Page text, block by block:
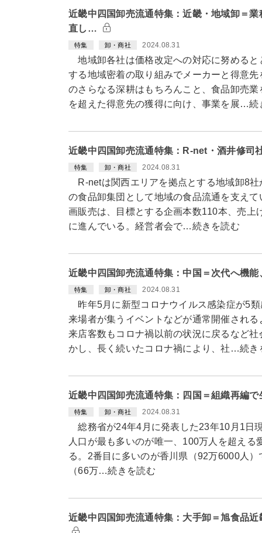
近畿中四国卸売流通特集：近畿・地域卸＝
直し…
特集 卸・商社 2024.08.31
地域卸各社は価格改定への対応に努めると
する地域密着の取り組みでメーカーと得意
のさらなる深耕はもちろんこと、食品卸売
を超えた得意先の獲得に向け、事業を展…続
近畿中四国卸売流通特集：R-net・酒井修
特集 卸・商社 2024.08.31
R-netは関西エリアを拠点とする地域卸8社
の食品卸集団として地域の食品流通を支え
画販売は、目標とする企画本数110本、売上
に進んでいる。経営者会で…続きを読む
近畿中四国卸売流通特集：中国＝次代へ機能
特集 卸・商社 2024.08.31
昨年5月に新型コロナウイルス感染症が5
来場者が集うイベントなどが通常開催され
来店客数もコロナ禍以前の状況に戻るなど
かし、長く続いたコロナ禍により、社…続き
近畿中四国卸売流通特集：四国＝組織再編で
特集 卸・商社 2024.08.31
総務省が24年4月に発表した23年10月1日
人口が最も多いのが唯一、100万人を超え
る。2番目に多いのが香川県（92万6000人
（66万…続きを読む
近畿中四国卸売流通特集：大手卸＝旭食品